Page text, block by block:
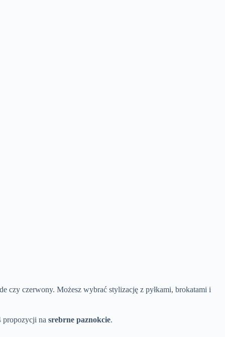
czy czerwony. Możesz wybrać stylizację z pyłkami, brokatami i
propozycji na srebrne paznokcie.